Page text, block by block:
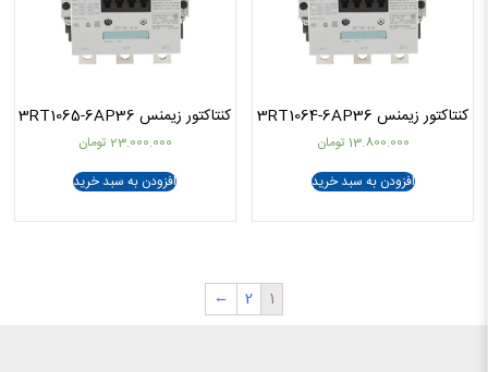
کنتاکتور زیمنس 3RT1064-6AP36
13.800.000 تومان
افزودن به سبد خرید
کنتاکتور زیمنس 3RT1065-6AP36
23.000.000 تومان
افزودن به سبد خرید
1
2
←